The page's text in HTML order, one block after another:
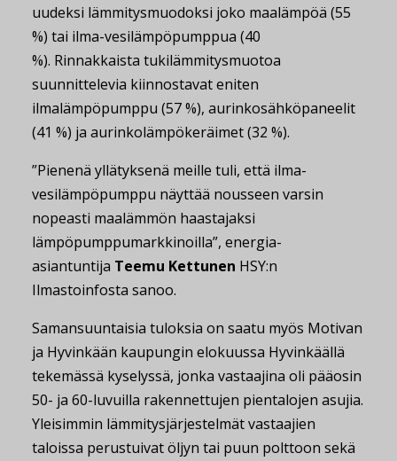
uudeksi lämmitysmuodoksi joko maalämpöä (55
%) tai ilma-vesilämpöpumppua (40
%). Rinnakkaista tukilämmitysmuotoa
suunnittelevia kiinnostavat eniten
ilmalämpöpumppu (57 %), aurinkosähköpaneelit
(41 %) ja aurinkolämpökeräimet (32 %).
”Pienenä yllätyksenä meille tuli, että ilma-
vesilämpöpumppu näyttää nousseen varsin
nopeasti maalämmön haastajaksi
lämpöpumppumarkkinoilla”, energia-
asiantuntija Teemu Kettunen HSY:n
Ilmastoinfosta sanoo.
Samansuuntaisia tuloksia on saatu myös Motivan
ja Hyvinkään kaupungin elokuussa Hyvinkäällä
tekemässä kyselyssä, jonka vastaajina oli pääosin
50- ja 60-luvuilla rakennettujen pientalojen asujia.
Yleisimmin lämmitysjärjestelmät vastaajien
taloissa perustuivat öljyn tai puun polttoon sekä